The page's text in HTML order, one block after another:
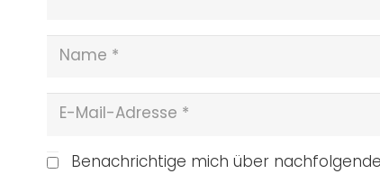
Benachrichtige mich über